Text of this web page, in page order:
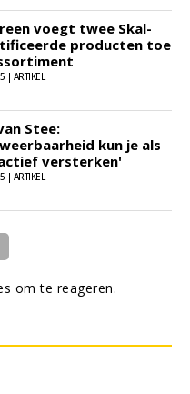
voegt twee Skal-
producten toe
| ARTIKEL
Stee:
kun je als
versterken'
| ARTIKEL
om te reageren.